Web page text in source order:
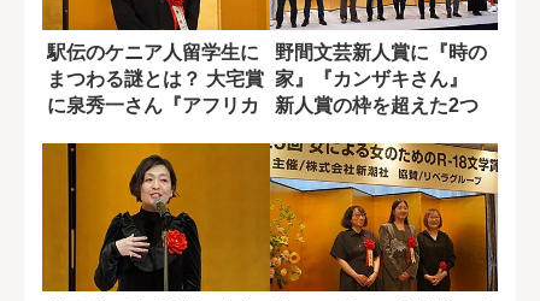
駅伝のケニア人留学生に
まつわる謎とは？ 大宅賞
に泉秀一さん『アフリカ
野間文芸新人賞に『時の
家』『カンザキさん』
新人賞の枠を超えた2つ